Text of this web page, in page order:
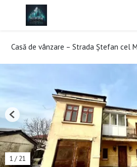
Casă de vânzare – Strada Ștefan cel
1 / 21
Previous